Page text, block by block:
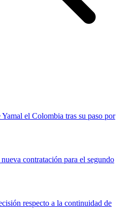
el Colombia tras su paso por
contratación para el segundo
respecto a la continuidad de